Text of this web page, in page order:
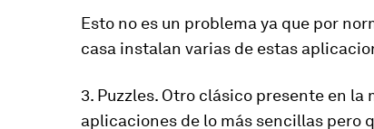
Esto no es un problema ya que por
casa instalan varias de estas
3. Puzzles. Otro clásico presente en
aplicaciones de lo más sencillas pero